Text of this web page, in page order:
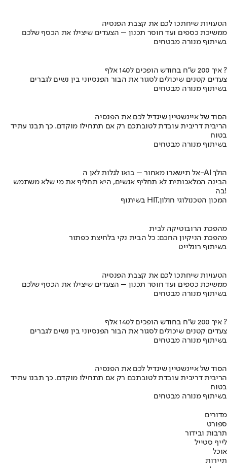
הטעויות שיחתכו לכם את קצבת הפנסיה
ממשיכת כספים ועד חוסר תכנון – הצעדים שיצילו את הכסף שלכם
בשיתוף מנורה מבטחים
איך 200 ש"ח בחודש הופכים ל140 אלף ?
צעדים קטנים שיכולים לסגור את הבור הפנסיוני בין נשים לגברים
בשיתוף מנורה מבטחים
הסוד של איינשטיין שיגדיל לכם את הפנסיה
הריבית דריבית עובדת לטובתכם רק אם תתחילו מוקדם. כך תבנו עתיד
בטוח
בשיתוף מנורה מבטחים
אל תישארו מאחור – בואו לגלות לאן ה-AI הולך
הבינה המלאכותית לא תחליף אנשים, היא תחליף את מי שלא משתמש
בה!
בשיתוף HIT,המכון הטכנולוגי חולון
מהפכת הרובוטיקה לבית
מהפכת הניקיון החכם: כל הבית נקי בלחיצת כפתור
בשיתוף רונלייט
הטעויות שיחתכו לכם את קצבת הפנסיה
ממשיכת כספים ועד חוסר תכנון – הצעדים שיצילו את הכסף שלכם
בשיתוף מנורה מבטחים
איך 200 ש"ח בחודש הופכים ל140 אלף ?
צעדים קטנים שיכולים לסגור את הבור הפנסיוני בין נשים לגברים
בשיתוף מנורה מבטחים
הסוד של איינשטיין שיגדיל לכם את הפנסיה
הריבית דריבית עובדת לטובתכם רק אם תתחילו מוקדם. כך תבנו עתיד
בטוח
בשיתוף מנורה מבטחים
מדורים
ספורט
תרבות ובידור
לייף סטייל
אוכל
תיירות